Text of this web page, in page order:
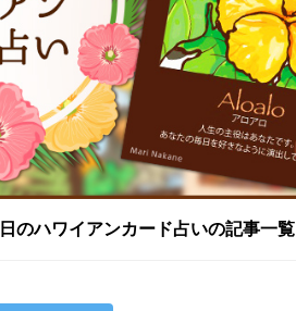
のハワイアンカード占いの記事一覧